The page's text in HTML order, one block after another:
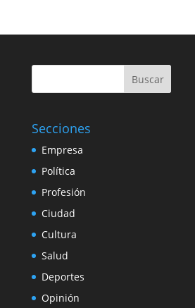
Buscar
Secciones
Empresa
Política
Profesión
Ciudad
Cultura
Salud
Deportes
Opinión